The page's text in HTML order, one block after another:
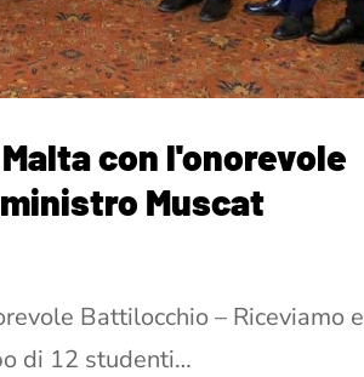
con l'onorevole
Muscat
Battilocchio – Riceviamo e
di 12 studenti…